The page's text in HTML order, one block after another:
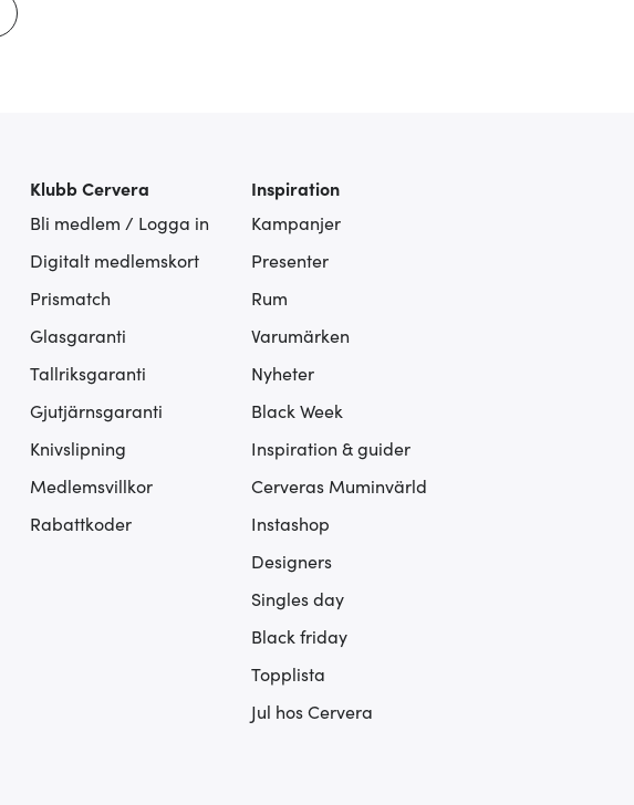
Klubb Cervera
Bli medlem / Logga in
Digitalt medlemskort
Prismatch
Glasgaranti
Tallriksgaranti
Gjutjärnsgaranti
Knivslipning
Medlemsvillkor
Rabattkoder
Inspiration
Kampanjer
Presenter
Rum
Varumärken
Nyheter
Black Week
Inspiration & guider
Cerveras Muminvärld
Instashop
Designers
Singles day
Black friday
Topplista
Jul hos Cervera